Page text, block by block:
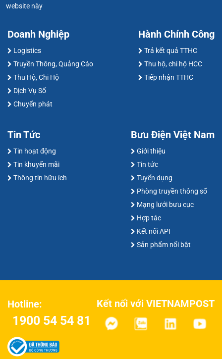
website này
Doanh Nghiệp
Logistics
Truyền Thông, Quảng Cáo
Thu Hộ, Chi Hộ
Dịch Vụ Số
Chuyển phát
Hành Chính Công
Trả kết quả TTHC
Thu hộ, chi hộ HCC
Tiếp nhận TTHC
Tin Tức
Tin hoạt động
Tin khuyến mãi
Thông tin hữu ích
Bưu Điện Việt Nam
Giới thiệu
Tin tức
Tuyển dụng
Phòng truyền thông số
Mạng lưới bưu cục
Hợp tác
Kết nối API
Sản phẩm nổi bật
Hotline:
1900 54 54 81
Kết nối với VIETNAMPOST